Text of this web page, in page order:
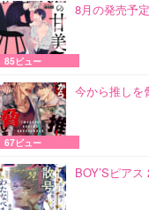
8月の発売予定
85ビュー
今から推しを
67ビュー
BOY’Sピア